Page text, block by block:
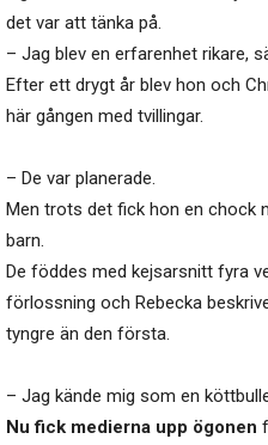
det var att tänka på.
– Jag blev en erfarenhet rikare,
Efter ett drygt år blev hon och
här gången med tvillingar.
– De var planerade.
Men trots det fick hon en chock
barn.
De föddes med kejsarsnitt fyra
förlossning och Rebecka
tyngre än den första.
– Jag kände mig som en
Nu fick medierna upp ögonen